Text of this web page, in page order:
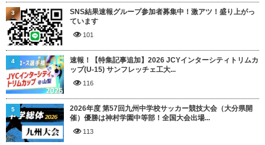
SNS結果速報グループ参加者募集中！激アツ！盛り上がっ
ています
101
3
速報！【特集記事追加】2026 JCYインターシティトリムカ
ップ(U-15) サンフレッチェ工大...
116
4
2026年度 第57回九州中学校サッカー競技大会（大分県開
催）優勝は神村学園中等部！全国大会出場...
113
5